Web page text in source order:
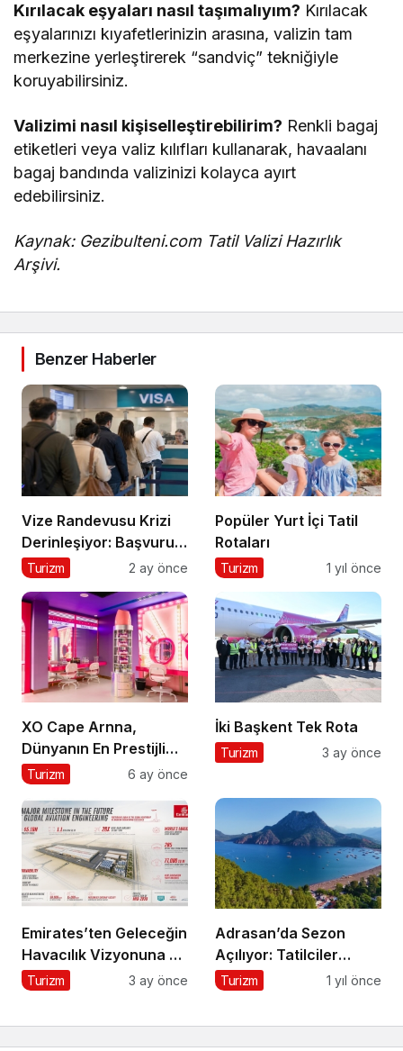
Kırılacak eşyaları nasıl taşımalıyım? Kırılacak
eşyalarınızı kıyafetlerinizin arasına, valizin tam
merkezine yerleştirerek “sandviç” tekniğiyle
koruyabilirsiniz.
Valizimi nasıl kişiselleştirebilirim? Renkli bagaj
etiketleri veya valiz kılıfları kullanarak, havaalanı
bagaj bandında valizinizi kolayca ayırt
edebilirsiniz.
Kaynak: Gezibulteni.com Tatil Valizi Hazırlık
Arşivi.
Benzer Haberler
Vize Randevusu Krizi
Derinleşiyor: Başvuru
Süreçlerinde Rekor
Turizm 2 ay önce
Popüler Yurt İçi Tatil
Rotaları
Turizm 1 yıl önce
XO Cape Arnna,
Dünyanın En Prestijli
Seyahat Yayınlarında
Editoryal Seçkisinde
Türkiye’den Listelenen
Tek Otel Olarak Öne
Çıktı
Turizm 6 ay önce
İki Başkent Tek Rota
Turizm 3 ay önce
Emirates’ten Geleceğin
Havacılık Vizyonuna 5,1
Milyar Dolarlık Dev
Turizm 3 ay önce
Adrasan’da Sezon
Açılıyor: Tatilciler
Doğayla İç İçe Bir Yaz
Turizm 1 yıl önce